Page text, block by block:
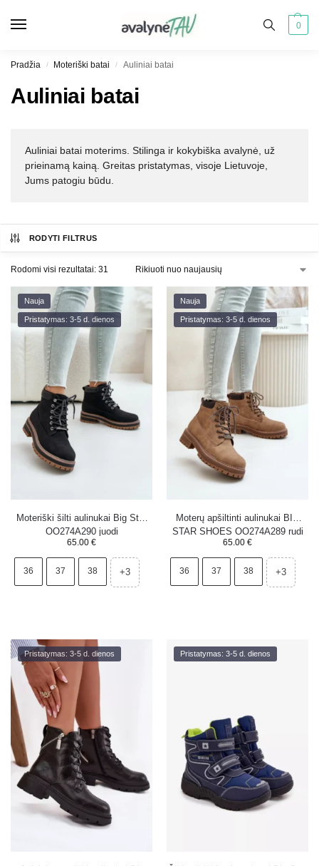
0
Pradžia / Moteriški batai / Auliniai batai
Auliniai batai
Auliniai batai moterims. Stilinga ir kokybiška avalynė, už
prieinamą kainą. Greitas pristatymas, visoje Lietuvoje,
Jums patogiu būdu.
RODYTI FILTRUS
Rodomi visi rezultatai: 31
Nauja
Pristatymas: 3-5 d. dienos
Moteriški šilti aulinukai Big Star
OO274A290 juodi
65.00 €
36 37 38 +3
Nauja
Pristatymas: 3-5 d. dienos
Moterų apšiltinti aulinukai BIG
STAR SHOES OO274A289 rudi
65.00 €
36 37 38 +3
Pristatymas: 3-5 d. dienos Pristatymas: 3-5 d. dienos